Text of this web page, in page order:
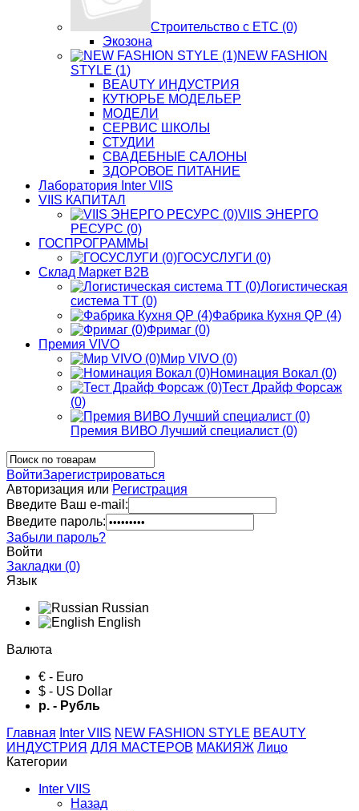
Строительство с ЕТС (0)
Экозона
NEW FASHION
STYLE (1)
BЕАUTY ИНДУСТРИЯ
КУТЮРЬЕ МОДЕЛЬЕР
МОДЕЛИ
СЕРВИС ШКОЛЫ
СТУДИИ
СВАДЕБНЫЕ САЛОНЫ
ЗДОРОВОЕ ПИТАНИЕ
Лаборатория Inter VIIS
VIIS КАПИТАЛ
VIIS ЭНЕРГО
РЕСУРС (0)
ГОСПРОГРАММЫ
ГОСУСЛУГИ (0)
Склад Маркет В2В
Логистическая
система ТТ (0)
Фабрика Кухня QP (4)
Фримаг (0)
Премия VIVO
Мир VIVO (0)
Номинация Вокал (0)
Тест Драйф Форсаж
(0)
Премия ВИВО Лучший специалист (0)
ВойтиЗарегистрироваться
Авторизация или Регистрация
Введите Ваш e-mail:
Введите пароль:
Забыли пароль?
Войти
Закладки (0)
Язык
Russian
English
Валюта
€ - Euro
$ - US Dollar
р. - Рубль
Главная Inter VIIS NEW FASHION STYLE BЕАUTY
ИНДУСТРИЯ ДЛЯ МАСТЕРОВ МАКИЯЖ Лицо
Категории
Inter VIIS
Назад